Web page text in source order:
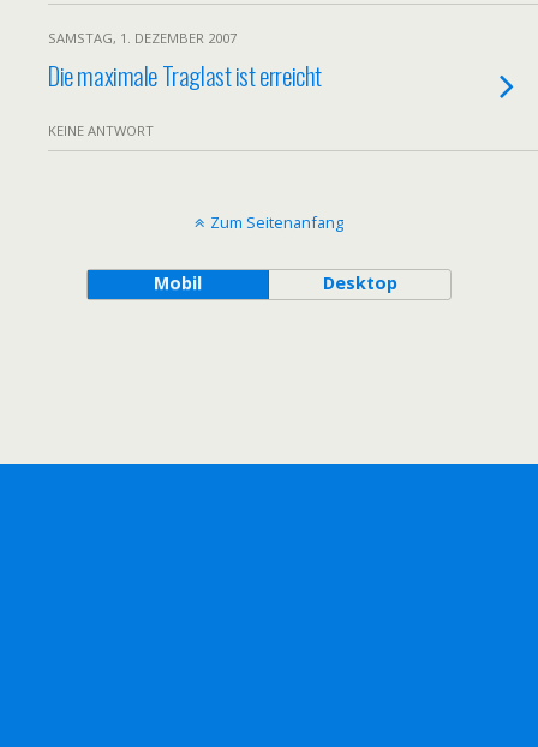
SAMSTAG, 1. DEZEMBER 2007
Die maximale Traglast ist erreicht
KEINE ANTWORT
Zum Seitenanfang
Mobil Desktop